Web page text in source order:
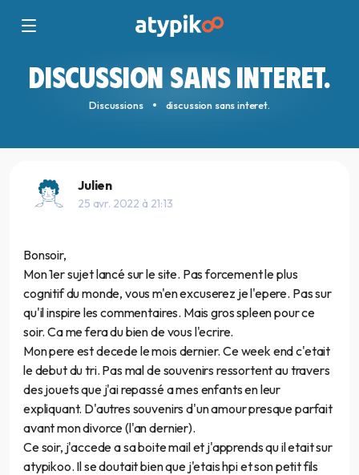
DISCUSSION SANS INTERET.
Discussions discussion sans interet.
Julien
25 avr. 2022 à 21:13
Bonsoir,
Mon 1er sujet lancé sur le site. Pas forcement le plus
cognitif du monde, vous m'en excuserez je l'epere. Pas sur
qu'il inspire les commentaires. Mais gros spleen pour ce
soir. Ca me fera du bien de vous l'ecrire.
Mon pere est decede le mois dernier. Ce week end c'etait
le debut du tri. Pas mal de souvenirs ressortent au travers
des jouets que j'ai repassé a mes enfants en leur
expliquant. D'autres souvenirs d'un amour presque parfait
avant mon divorce (l'an dernier).
Ce soir, j'accede a sa boite mail et j'apprends qu il etait sur
atypikoo. Il se doutait bien que j'etais hpi et son petit fils